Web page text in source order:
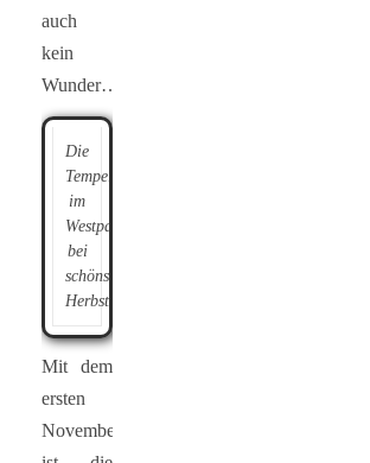
auch
kein
Wunder…
Die
Tempelanlage
im
Westpark
bei
schönstem
Herbstwetter
Mit dem
ersten
November